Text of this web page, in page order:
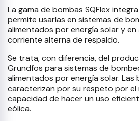
La gama de bombas SQFlex
permite usarlas en sistemas de
alimentados por energía solar y
corriente alterna de respaldo.
Se trata, con diferencia, del
Grundfos para sistemas de
alimentados por energía solar. Las
caracterizan por su respeto por el
capacidad de hacer un uso
eólica.